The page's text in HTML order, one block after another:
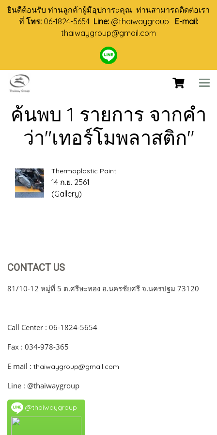
ยินดีต้อนรับ ท่านลูกค้าผู้มีอุปการะคุณ ท่านสามารถติดต่อเรา
ที่ โทร: 06-1824-5654 Line: @thaiwaygroup E-mail:
thaiwaygroup@gmail.com
ค้นพบ 1 รายการ จากคำ
ว่า"เทอร์โมพลาสติก"
Thermoplastic Paint
14 ก.ย. 2561
(Gallery)
CONTACT US
81/10-12 หมู่ที่ 5 ต.ศรีษะทอง อ.นครชัยศรี จ.นครปฐม 73120
Call Center : 06-1824-5654
Fax : 034-978-365
E mail : thaiwaygroup@gmail.com
Line : @thaiwaygroup
@thaiwaygroup